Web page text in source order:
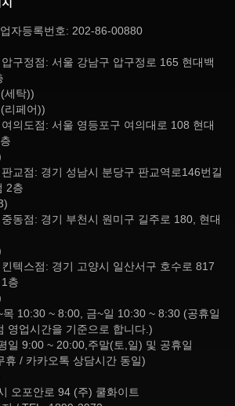
자등록번호: 202-86-00880
구정점: 서울 강남구 압구정로 165 현대백
세탁))
리페어))
의도점: 서울 영등포구 여의대로 108 현대
교점: 경기 성남시 분당구 판교역로146번길
2층
동점: 경기 부천시 원미구 길주로 180, 현대
텍스점: 경기 고양시 일산서구 호수로 817
층
10:30 ~ 8:00, 금~일 10:30 ~ 8:30 (공휴일
영업시간을 기준으로 합니다.)
일 9:00 ~ 20:00,주말(토,일) 및 공휴일
휴 / 카카오톡 상담시간 동일)
오포안로 94 (주) 쿨화이트